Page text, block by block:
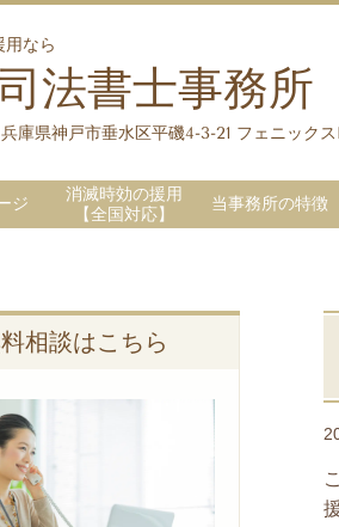
用なら
法書士事務所
庫県神戸市垂水区平磯4-3-21 フェニック
ジ
消滅時効の援用
【全国対応】
当事務所の特徴
相談はこちら